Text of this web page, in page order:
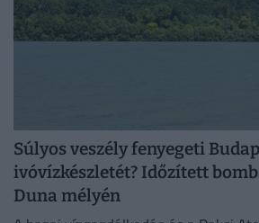
Súlyos veszély fenyegeti
ivóvízkészletét? Időzített
Duna mélyén